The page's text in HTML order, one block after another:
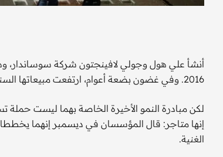
أنشأ علي هول وجولي لافينجتون شركة سوساندار، وهي
2016. وفي غضون بضعة أعوام، ارتفعت مبيعاتها السنوية إلى 42 مليون جنيه استرليني.
لكن مبادرة النمو الأخيرة الخاصة بهما ليست
إنها متاجر: قال المؤسسان في ديسمبر إنهما
الغنية.